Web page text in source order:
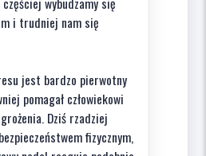
i trudniej nam się
jest bardzo pierwotny
pomagał człowiekowi
Dziś rzadziej
fizycznym,